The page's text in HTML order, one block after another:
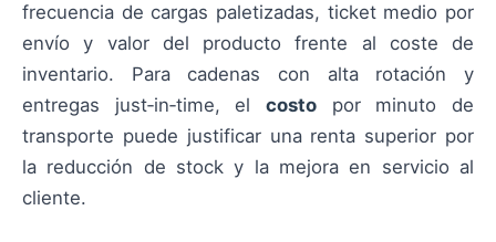
frecuencia de cargas paletizadas, ticket medio por
envío y valor del producto frente al coste de
inventario. Para cadenas con alta rotación y
entregas just‑in‑time, el costo por minuto de
transporte puede justificar una renta superior por
la reducción de stock y la mejora en servicio al
cliente.